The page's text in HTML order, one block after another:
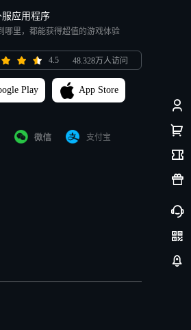
服应用程序
哪里，都能获得超值的游戏体验
4.5 48.328万人访问
Play App Store
支付宝